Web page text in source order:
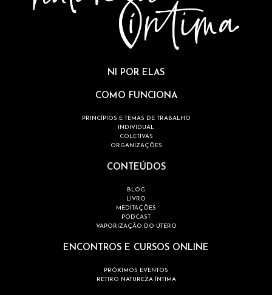
NI POR ELAS
COMO FUNCIONA
PRINCÍPIOS E TEMAS DE TRABALHO
INDIVIDUAL
COLETIVAS
ORGANIZAÇÕES
CONTEÚDOS
BLOG
LIVRO
MEDITAÇÕES
PODCAST
VAPORIZAÇÃO DO ÚTERO
ENCONTROS E CURSOS ONLINE
PRÓXIMOS EVENTOS
RETIRO NATUREZA ÍNTIMA